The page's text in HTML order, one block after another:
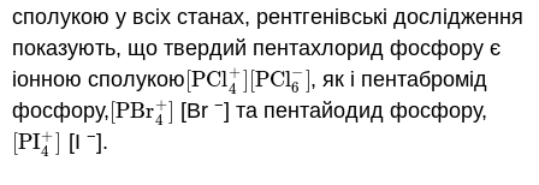
сполукою у всіх станах, рентгенівські дослідження
показують, що твердий пентахлорид фосфору є
іонною сполукою [PCl+
4
PCl−
6
[PCl4+ ][PCl6 −]
, як і пентабромід
фосфору, [PBr+
4
[PBr4+ [Br−] та пентайодид фосфору,
[PI+
4
[PI4+ [I −].